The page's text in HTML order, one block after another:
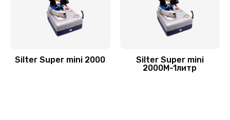
Silter Super mini 2000
Silter Super mini
2000M-1литр